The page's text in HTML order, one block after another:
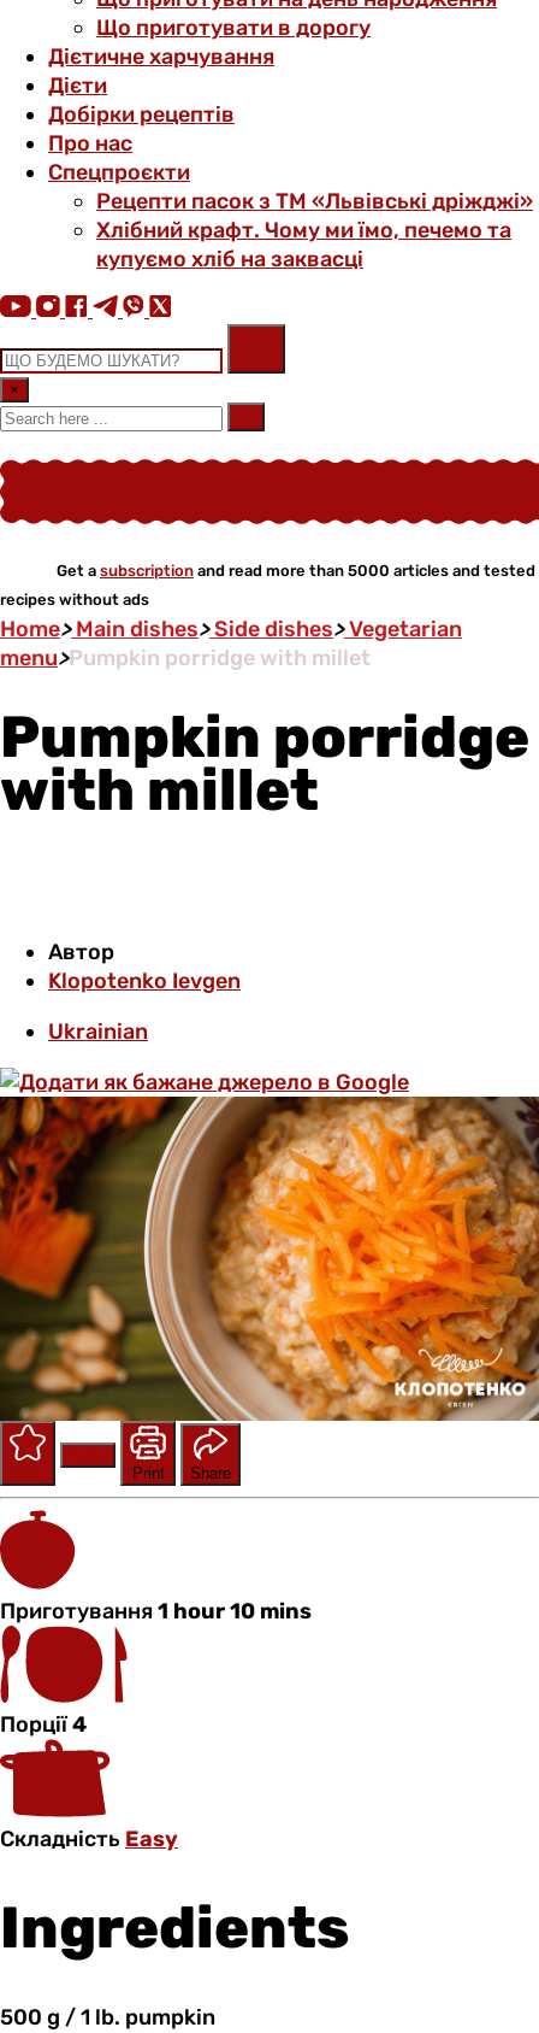
Що приготувати в дорогу
Дієтичне харчування
Дієти
Добірки рецептів
Про нас
Спецпроєкти
Рецепти пасок з ТМ «Львівські дріжджі»
Хлібний крафт. Чому ми їмо, печемо та
купуємо хліб на заквасці
×
Get a subscription and read more than 5000 articles and tested
recipes without ads
Home>Main dishes>Side dishes>Vegetarian
menu>Pumpkin porridge with millet
Pumpkin porridge
with millet
Автор
Klopotenko Ievgen
Ukrainian
Print
Share
Приготування1 hour 10 mins
Порції4
Складність Easy
Ingredients
500 g /1 lb. pumpkin